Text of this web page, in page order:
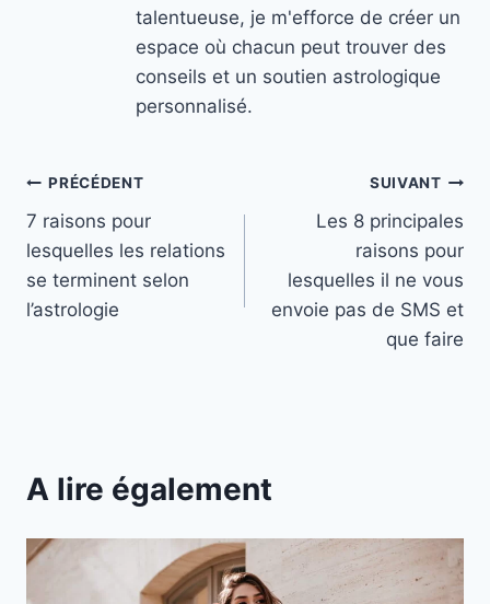
talentueuse, je m'efforce de créer un
espace où chacun peut trouver des
conseils et un soutien astrologique
personnalisé.
Navigation
de
l’article
PRÉCÉDENT
7 raisons pour
lesquelles les relations
se terminent selon
l’astrologie
SUIVANT
Les 8 principales
raisons pour
lesquelles il ne vous
envoie pas de SMS et
que faire
A lire également